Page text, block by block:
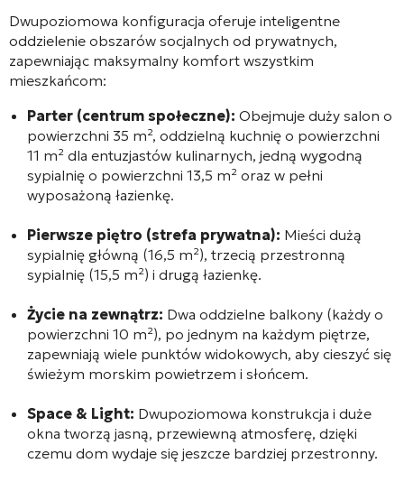
Dwupoziomowa konfiguracja oferuje inteligentne
oddzielenie obszarów socjalnych od prywatnych,
zapewniając maksymalny komfort wszystkim
mieszkańcom:
Parter (centrum społeczne): Obejmuje duży salon o
powierzchni 35 m², oddzielną kuchnię o powierzchni
11 m² dla entuzjastów kulinarnych, jedną wygodną
sypialnię o powierzchni 13,5 m² oraz w pełni
wyposażoną łazienkę.
Pierwsze piętro (strefa prywatna): Mieści dużą
sypialnię główną (16,5 m²), trzecią przestronną
sypialnię (15,5 m²) i drugą łazienkę.
Życie na zewnątrz: Dwa oddzielne balkony (każdy o
powierzchni 10 m²), po jednym na każdym piętrze,
zapewniają wiele punktów widokowych, aby cieszyć się
świeżym morskim powietrzem i słońcem.
Space & Light: Dwupoziomowa konstrukcja i duże
okna tworzą jasną, przewiewną atmosferę, dzięki
czemu dom wydaje się jeszcze bardziej przestronny.